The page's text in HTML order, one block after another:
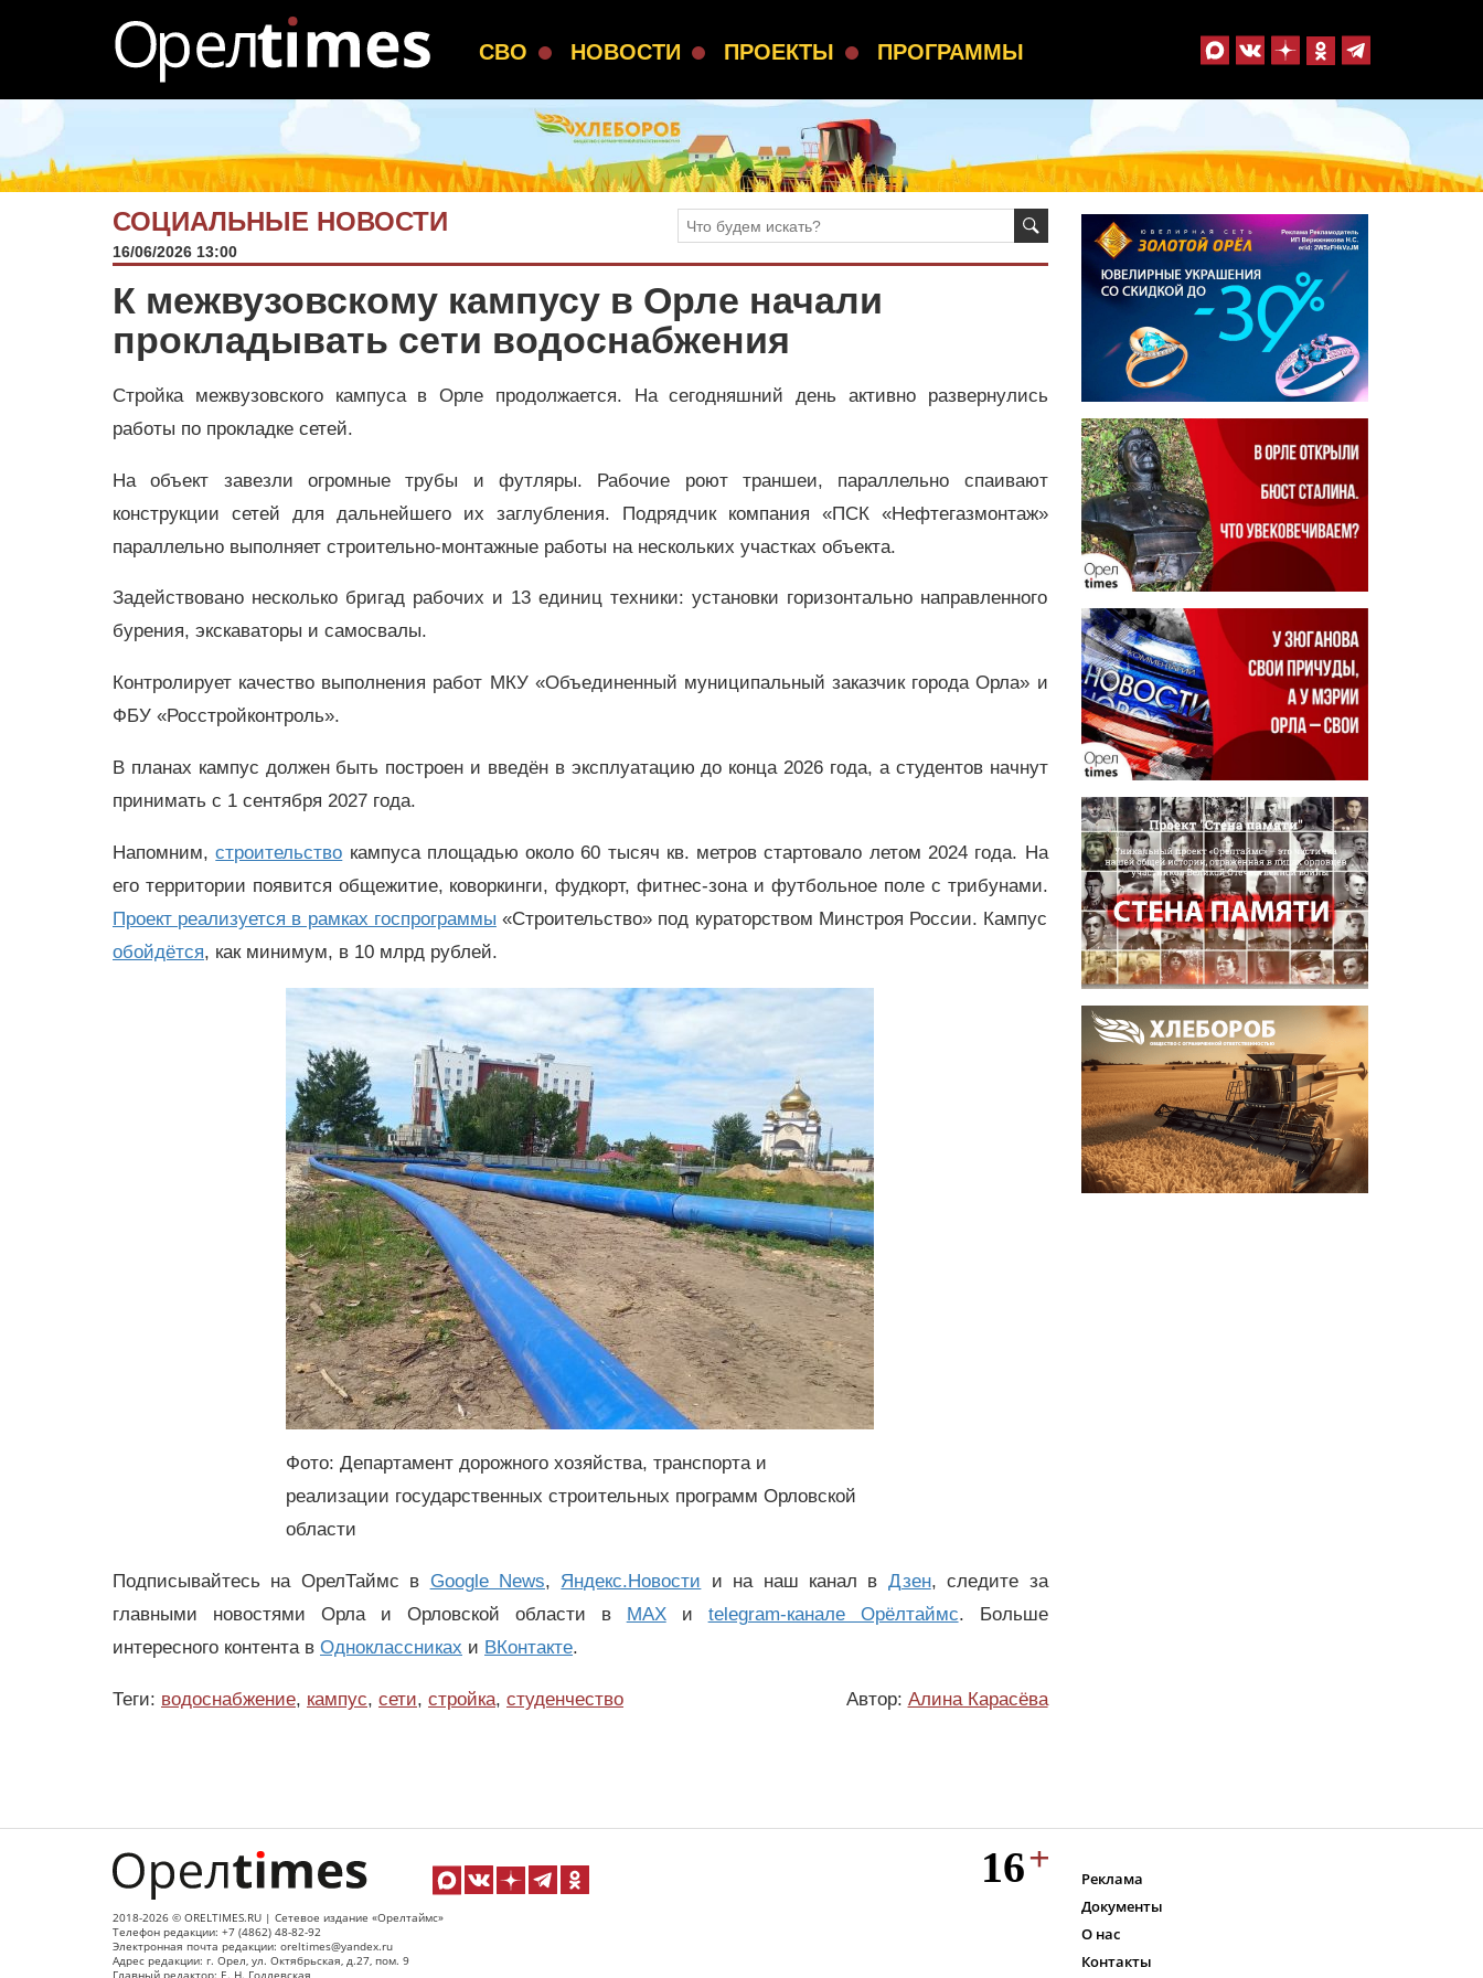
СВО НОВОСТИ ПРОЕКТЫ ПРОГРАММЫ
СОЦИАЛЬНЫЕ НОВОСТИ
16/06/2026 13:00
К межвузовскому кампусу в Орле начали
прокладывать сети водоснабжения
Стройка межвузовского кампуса в Орле продолжается. На сегодняшний день активно развернулись
работы по прокладке сетей.
На объект завезли огромные трубы и футляры. Рабочие роют траншеи, параллельно спаивают
конструкции сетей для дальнейшего их заглубления. Подрядчик компания «ПСК «Нефтегазмонтаж»
параллельно выполняет строительно-монтажные работы на нескольких участках объекта.
Задействовано несколько бригад рабочих и 13 единиц техники: установки горизонтально направленного
бурения, экскаваторы и самосвалы.
Контролирует качество выполнения работ МКУ «Объединенный муниципальный заказчик города Орла» и
ФБУ «Росстройконтроль».
В планах кампус должен быть построен и введён в эксплуатацию до конца 2026 года, а студентов начнут
принимать с 1 сентября 2027 года.
Напомним,строительство кампуса площадью около 60 тысяч кв. метров стартовало летом 2024 года. На
его территории появится общежитие, коворкинги, фудкорт, фитнес-зона и футбольное поле с трибунами.
Проект реализуется в рамках госпрограммы «Строительство» под кураторством Минстроя России. Кампус
обойдётся, как минимум, в 10 млрд рублей.
Фото: Департамент дорожного хозяйства, транспорта и
реализации государственных строительных программ Орловской
области
Подписывайтесь на ОрелТаймс в Google News, Яндекс.Новости и на наш канал в Дзен, следите за
главными новостями Орла и Орловской области в
MAXи telegram-канале Орёлтаймс. Больше
интересного контента в Одноклассниках и ВКонтакте.
Теги: водоснабжение, кампус, сети, стройка, студенчество Автор: Алина Карасёва
2018-2026 © ORELTIMES.RU | Сетевое издание «Орелтаймс»
Телефон редакции: +7 (4862) 48-82-92
Электронная почта редакции: oreltimes@yandex.ru
Адрес редакции: г. Орел, ул. Октябрьская, д.27, пом. 9
Главный редактор: Е. Н. Годлевская
Реклама
Документы
О нас
Контакты